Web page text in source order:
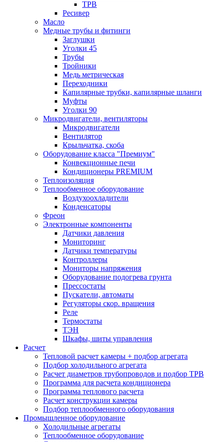
ТРВ
Ресивер
Масло
Медные трубы и фитинги
Заглушки
Уголки 45
Трубы
Тройники
Медь метрическая
Переходники
Капилярные трубки, капилярные шланги
Муфты
Уголки 90
Микродвигатели, вентиляторы
Микродвигатели
Вентилятор
Крыльчатка, скоба
Оборудование класса "Премиум"
Конвекционные печи
Кондиционеры PREMIUM
Теплоизоляция
Теплообменное оборудование
Воздухоохладители
Конденсаторы
Фреон
Электронные компоненты
Датчики давления
Мониторинг
Датчики температуры
Контроллеры
Мониторы напряжения
Оборудование подогрева грунта
Прессостаты
Пускатели, автоматы
Регуляторы скор. вращения
Реле
Термостаты
ТЭН
Шкафы, шиты управления
Расчет
Тепловой расчет камеры + подбор агрегата
Подбор холодильного агрегата
Расчет диаметров трубопроводов и подбор ТРВ
Программа для расчета кондиционера
Программа теплового расчета
Расчет конструкции камеры
Подбор теплообменного оборудования
Промышленное оборудование
Холодильные агрегаты
Теплообменное оборудование